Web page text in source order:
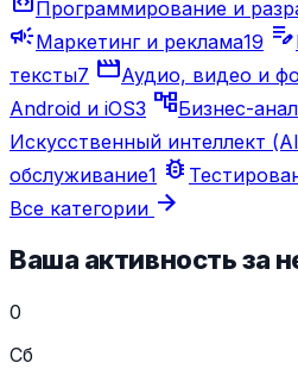
Программирование и
campaignМаркетинг и реклама19 edit_note
тексты7 movie_creationАудио, видео и
Android и iOS3 account_treeБизнес-
Искусственный интеллект
обслуживание1 bug_report
Все категории arrow_forward
Ваша активность за
0
Сб